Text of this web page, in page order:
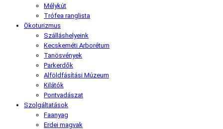
Mélykút
Trófea ranglista
Ökoturizmus
Szálláshelyeink
Kecskeméti Arborétum
Tanösvények
Parkerdők
Alföldfásítási Múzeum
Kilátók
Pontvadászat
Szolgáltatások
Faanyag
Erdei magvak